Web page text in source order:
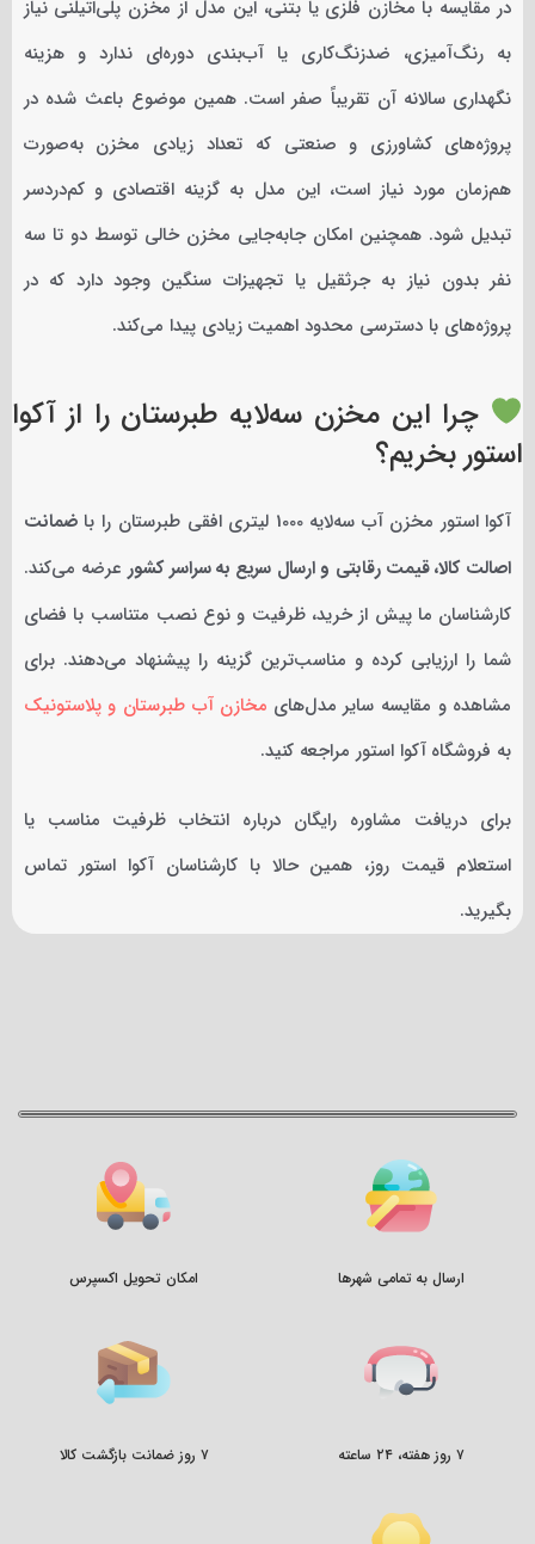
در مقایسه با مخازن فلزی یا بتنی، این مدل از مخزن پلی‌اتیلنی نیاز
به رنگ‌آمیزی، ضدزنگ‌کاری یا آب‌بندی دوره‌ای ندارد و هزینه
نگهداری سالانه آن تقریباً صفر است. همین موضوع باعث شده در
پروژه‌های کشاورزی و صنعتی که تعداد زیادی مخزن به‌صورت
هم‌زمان مورد نیاز است، این مدل به گزینه اقتصادی و کم‌دردسر
تبدیل شود. همچنین امکان جابه‌جایی مخزن خالی توسط دو تا سه
نفر بدون نیاز به جرثقیل یا تجهیزات سنگین وجود دارد که در
پروژه‌های با دسترسی محدود اهمیت زیادی پیدا می‌کند.
چرا این مخزن سه‌لایه طبرستان را از آکوا
استور بخریم؟
آکوا استور مخزن آب سه‌لایه 1000 لیتری افقی طبرستان را با
ضمانت
اصالت کالا، قیمت رقابتی و ارسال سریع به سراسر کشور عرضه می‌کند.
کارشناسان ما پیش از خرید، ظرفیت و نوع نصب متناسب با فضای
شما را ارزیابی کرده و مناسب‌ترین گزینه را پیشنهاد می‌دهند. برای
مشاهده و مقایسه سایر مدل‌های مخازن آب طبرستان و پلاستونیک
به فروشگاه آکوا استور مراجعه کنید.
برای دریافت مشاوره رایگان درباره انتخاب ظرفیت مناسب یا
استعلام قیمت روز، همین حالا با کارشناسان آکوا استور تماس
بگیرید.
ارسال به تمامی شهرها امکان تحویل اکسپرس
۷ روز هفته، ۲۴ ساعته ۷ روز ضمانت بازگشت کالا